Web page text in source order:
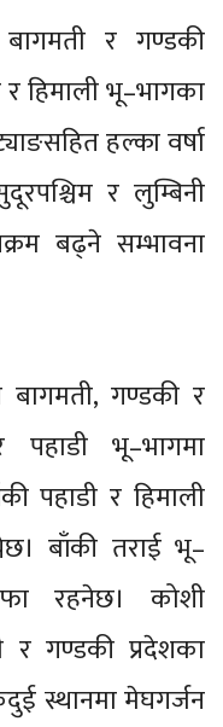
र गण्डकी
र हिमाली भू–भागका
हल्का वर्षा
र लुम्बिनी
बढ्ने सम्भावना
गण्डकी र
पहाडी भू–भागमा
पहाडी र हिमाली
बाँकी तराई भू–
रहनेछ। कोशी
र गण्डकी प्रदेशका
स्थानमा मेघगर्जन